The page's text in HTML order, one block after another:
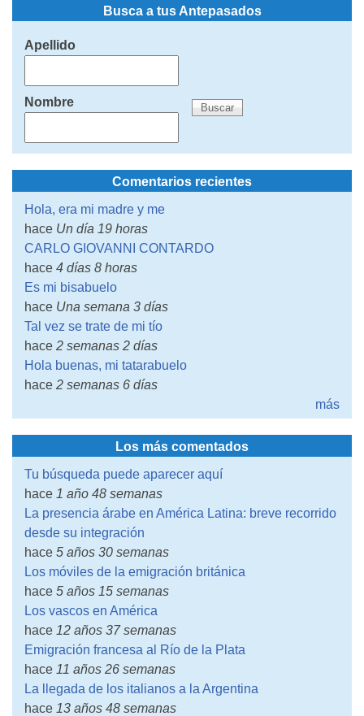
Busca a tus Antepasados
Apellido
Nombre
Comentarios recientes
Hola, era mi madre y me
hace Un día 19 horas
CARLO GIOVANNI CONTARDO
hace 4 días 8 horas
Es mi bisabuelo
hace Una semana 3 días
Tal vez se trate de mi tío
hace 2 semanas 2 días
Hola buenas, mi tatarabuelo
hace 2 semanas 6 días
más
Los más comentados
Tu búsqueda puede aparecer aquí
hace 1 año 48 semanas
La presencia árabe en América Latina: breve recorrido
desde su integración
hace 5 años 30 semanas
Los móviles de la emigración británica
hace 5 años 15 semanas
Los vascos en América
hace 12 años 37 semanas
Emigración francesa al Río de la Plata
hace 11 años 26 semanas
La llegada de los italianos a la Argentina
hace 13 años 48 semanas